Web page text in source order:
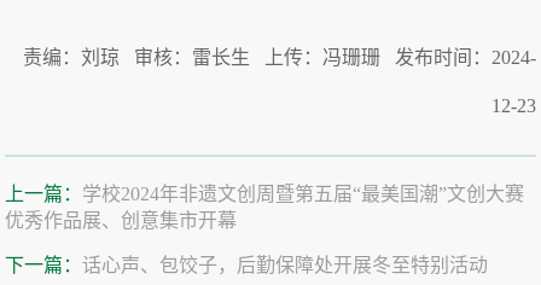
责编：刘琼 审核：雷长生 上传：冯珊珊 发布时间：2024-
12-23
上一篇： 学校2024年非遗文创周暨第五届“最美国潮”文创大赛
优秀作品展、创意集市开幕
下一篇：话心声、包饺子，后勤保障处开展冬至特别活动